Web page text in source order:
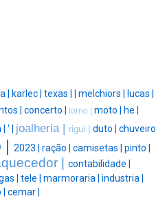
| karlec | texas | melchiors |
lucas |
| concerto | torno | moto | he |
' | joalheria | rigui | duto | chuveiro
| 2023 | ração | camisetas | pinto |
| contabilidade |
| tele | marmoraria | industria |
cemar |